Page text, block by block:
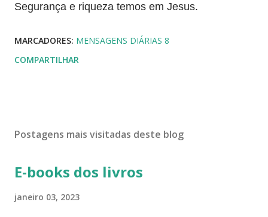
Segurança e riqueza temos em Jesus.
MARCADORES: MENSAGENS DIÁRIAS 8
COMPARTILHAR
Postagens mais visitadas deste blog
E-books dos livros
janeiro 03, 2023